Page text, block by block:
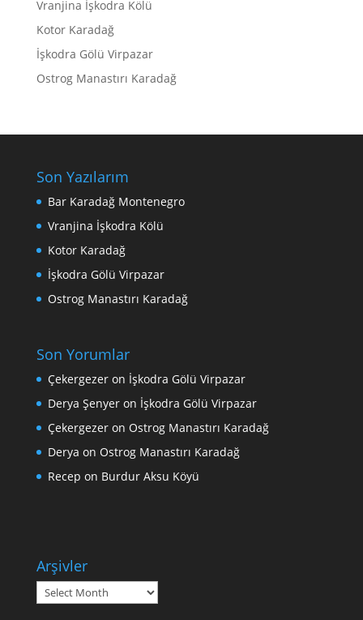
Vranjina İşkodra Kölü
Kotor Karadağ
İşkodra Gölü Virpazar
Ostrog Manastırı Karadağ
Son Yazılarım
Bar Karadağ Montenegro
Vranjina İşkodra Kölü
Kotor Karadağ
İşkodra Gölü Virpazar
Ostrog Manastırı Karadağ
Son Yorumlar
Çekergezeron İşkodra Gölü Virpazar
Derya Şenyeron İşkodra Gölü Virpazar
Çekergezeron Ostrog Manastırı Karadağ
Derya on Ostrog Manastırı Karadağ
Recep on Burdur Aksu Köyü
Arşivler
Arşivler